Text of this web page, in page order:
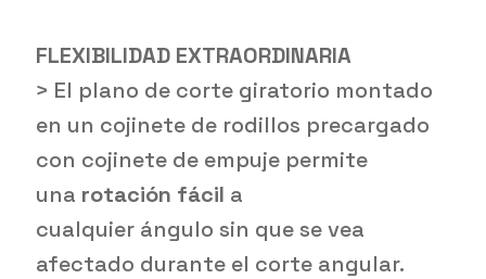
FLEXIBILIDAD EXTRAORDINARIA
> El plano de corte giratorio montado
en un cojinete de rodillos precargado
con cojinete de empuje permite
una rotación fácil a
cualquier ángulo sin que se vea
afectado durante el corte angular.